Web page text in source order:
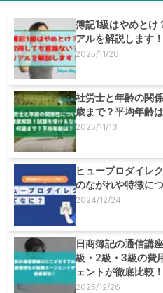
簿記1級はやめとけ
アルを解説します！
2025/11/26
社労士と年齢の関
歳まで？平均年齢
2025/11/13
ヒュープロダイレ
のながれや特徴に
2024/12/24
日商簿記の通信講
級・2級・3級の費
ェントが徹底比較！
2025/12/26